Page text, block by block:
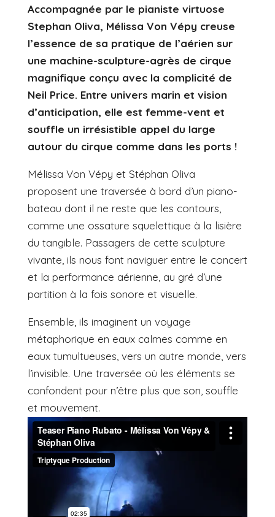
Accompagnée par le pianiste virtuose
Stephan Oliva, Mélissa Von Vépy creuse
l’essence de sa pratique de l’aérien sur
une machine-sculpture-agrès de cirque
magnifique conçu avec la complicité de
Neil Price. Entre univers marin et vision
d’anticipation, elle est femme-vent et
souffle un irrésistible appel du large
autour du cirque comme dans les ports !
Mélissa Von Vépy et Stéphan Oliva
proposent une traversée à bord d’un piano-
bateau dont il ne reste que les contours,
comme une ossature squelettique à la lisière
du tangible. Passagers de cette sculpture
vivante, ils nous font naviguer entre le concert
et la performance aérienne, au gré d’une
partition à la fois sonore et visuelle.
Ensemble, ils imaginent un voyage
métaphorique en eaux calmes comme en
eaux tumultueuses, vers un autre monde, vers
l’invisible. Une traversée où les éléments se
confondent pour n’être plus que son, souffle
et mouvement.